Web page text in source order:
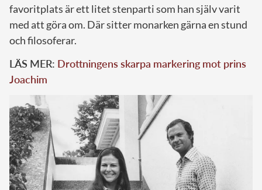
favoritplats är ett litet stenparti som han själv varit
med att göra om. Där sitter monarken gärna en stund
och filosoferar.
LÄS MER: Drottningens skarpa markering mot prins
Joachim